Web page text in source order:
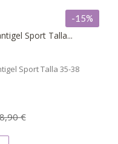
Sport Talla...
-15%
€